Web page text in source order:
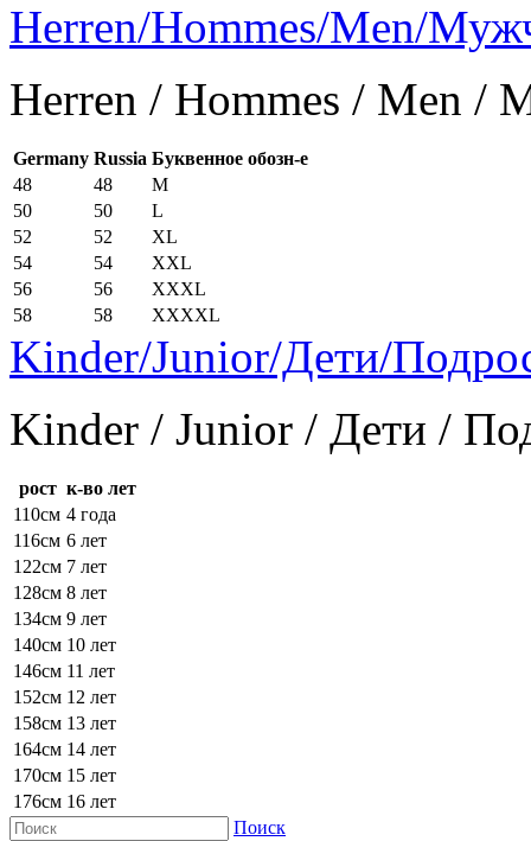
Herren/Hommes/Men/
Herren / Hommes / Men /
Germany Russia Буквенное обозн-е
48
48
M
50
50
L
52
52
XL
54
54
XXL
56
56
XXXL
58
58 XXXXL
Kinder/Junior/Дети/
Kinder / Junior / Дети /
рост к-во лет
110см 4 года
116см 6 лет
122см 7 лет
128см 8 лет
134см 9 лет
140см 10 лет
146см 11 лет
152см 12 лет
158см 13 лет
164см 14 лет
170см 15 лет
176см 16 лет
Поиск